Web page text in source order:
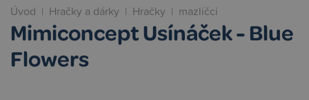
Úvod | Hračky a dárky | Hračky | mazlíčci
Mimiconcept Usínáček - Blue
Flowers